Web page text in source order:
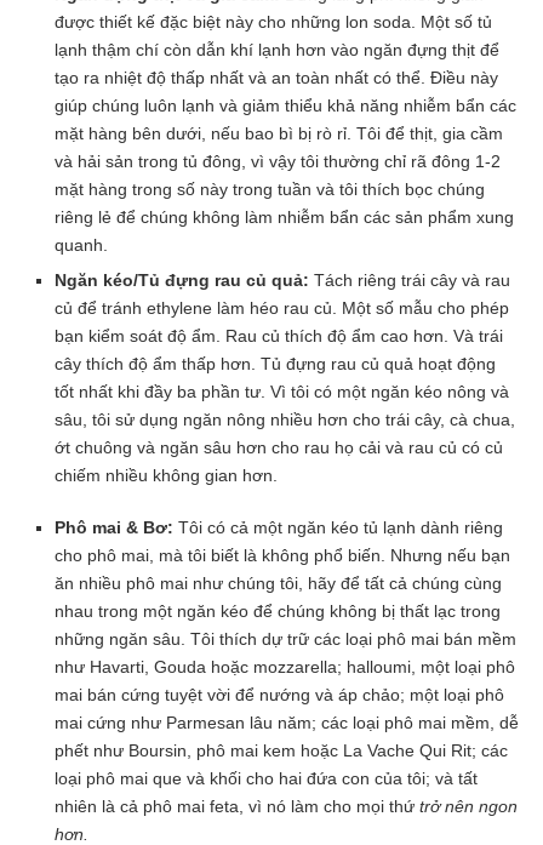
được thiết kế đặc biệt này cho những lon soda. Một số tủ
lạnh thậm chí còn dẫn khí lạnh hơn vào ngăn đựng thịt để
tạo ra nhiệt độ thấp nhất và an toàn nhất có thể. Điều này
giúp chúng luôn lạnh và giảm thiểu khả năng nhiễm bẩn các
mặt hàng bên dưới, nếu bao bì bị rò rỉ. Tôi để thịt, gia cầm
và hải sản trong tủ đông, vì vậy tôi thường chỉ rã đông 1-2
mặt hàng trong số này trong tuần và tôi thích bọc chúng
riêng lẻ để chúng không làm nhiễm bẩn các sản phẩm xung
quanh.
Ngăn kéo/Tủ đựng rau củ quả: Tách riêng trái cây và rau
củ để tránh ethylene làm héo rau củ. Một số mẫu cho phép
bạn kiểm soát độ ẩm. Rau củ thích độ ẩm cao hơn. Và trái
cây thích độ ẩm thấp hơn. Tủ đựng rau củ quả hoạt động
tốt nhất khi đầy ba phần tư. Vì tôi có một ngăn kéo nông và
sâu, tôi sử dụng ngăn nông nhiều hơn cho trái cây, cà chua,
ớt chuông và ngăn sâu hơn cho rau họ cải và rau củ có củ
chiếm nhiều không gian hơn.
Phô mai & Bơ: Tôi có cả một ngăn kéo tủ lạnh dành riêng
cho phô mai, mà tôi biết là không phổ biến. Nhưng nếu bạn
ăn nhiều phô mai như chúng tôi, hãy để tất cả chúng cùng
nhau trong một ngăn kéo để chúng không bị thất lạc trong
những ngăn sâu. Tôi thích dự trữ các loại phô mai bán mềm
như Havarti, Gouda hoặc mozzarella; halloumi, một loại phô
mai bán cứng tuyệt vời để nướng và áp chảo; một loại phô
mai cứng như Parmesan lâu năm; các loại phô mai mềm, dễ
phết như Boursin, phô mai kem hoặc La Vache Qui Rit; các
loại phô mai que và khối cho hai đứa con của tôi; và tất
nhiên là cả phô mai feta, vì nó làm cho mọi thứ trở nên ngon
hơn.